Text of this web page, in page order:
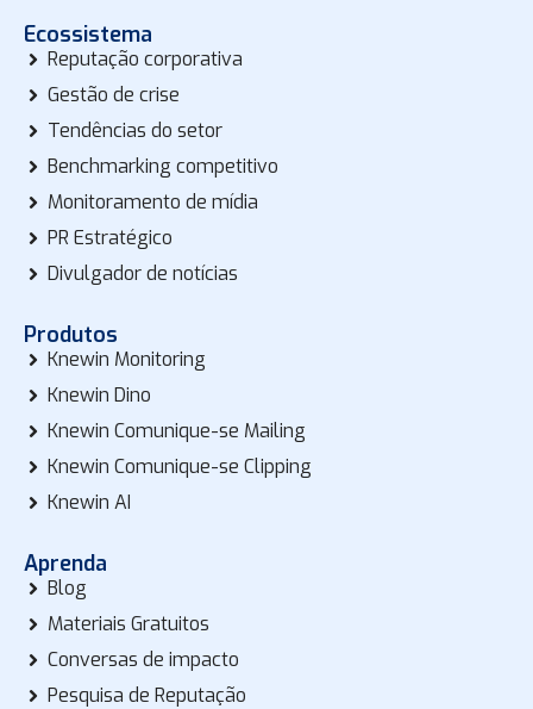
Ecossistema
Reputação corporativa
Gestão de crise
Tendências do setor
Benchmarking competitivo
Monitoramento de mídia
PR Estratégico
Divulgador de notícias
Produtos
Knewin Monitoring
Knewin Dino
Knewin Comunique-se Mailing
Knewin Comunique-se Clipping
Knewin AI
Aprenda
Blog
Materiais Gratuitos
Conversas de impacto
Pesquisa de Reputação